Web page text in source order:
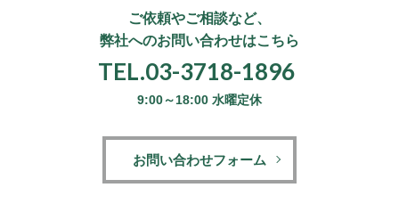
ご依頼やご相談など、
弊社へのお問い合わせはこちら
TEL.03-3718-1896
9:00～18:00 水曜定休
お問い合わせフォーム